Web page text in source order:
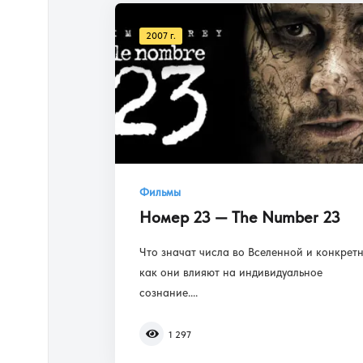
2007 г.
Фильмы
Номер 23 — The Number 23
Что значат числа во Вселенной и
как они влияют на индивидуальное
сознание....
1 297